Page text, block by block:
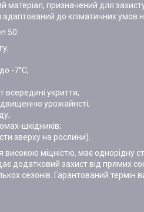
призначений для
адаптований до кліматичних умов
50:
-7°С;
всередині укриття;
урожайнсті;
шкідників;
зверху на рослини).
міцністю, має однорідну
додатковий захист від прямих
сезонів. Гарантований термін